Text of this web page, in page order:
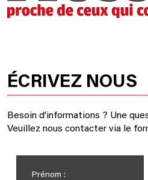
ÉCRIVEZ NOUS
Besoin d’informations ? Une
Veuillez nous contacter via le